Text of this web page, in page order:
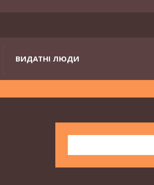
ВИДАТНІ ЛЮДИ